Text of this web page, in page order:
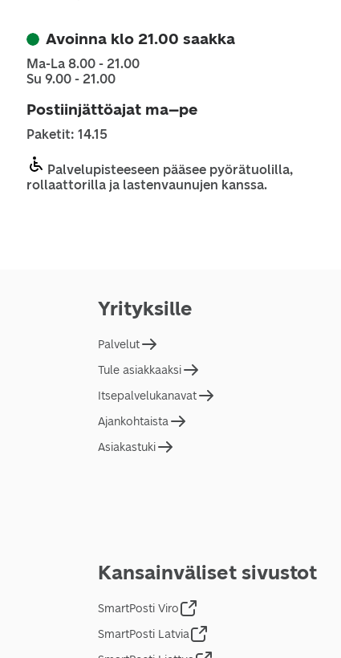
Avoinna klo 21.00 saakka
Ma-La 8.00 - 21.00
Su 9.00 - 21.00
Postiinjättöajat ma–pe
Paketit: 14.15
Palvelupisteeseen pääsee pyörätuolilla,
rollaattorilla ja lastenvaunujen kanssa.
Yrityksille
Palvelut
Tule asiakkaaksi
Itsepalvelukanavat
Ajankohtaista
Asiakastuki
Kansainväliset sivustot
SmartPosti Viro
SmartPosti Latvia